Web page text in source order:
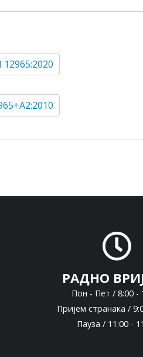
12965:2020
РАДНО
Пон - Пет / 8:00 -
Пријем странака /
Пауза / 11:00 -